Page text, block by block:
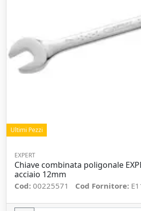
Ultimi Pezzi
EXPERT
Chiave combinata poligonale
acciaio 12mm
Cod: 00225571 Cod Fornitore: